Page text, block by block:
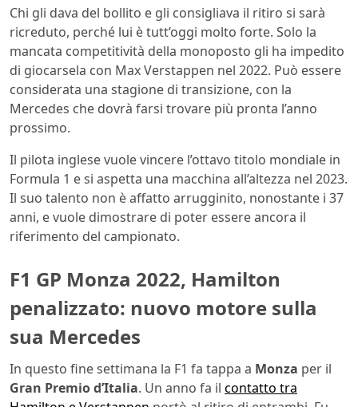
Chi gli dava del bollito e gli consigliava il ritiro si sarà
ricreduto, perché lui è tutt’oggi molto forte. Solo la
mancata competitività della monoposto gli ha impedito
di giocarsela con Max Verstappen nel 2022. Può essere
considerata una stagione di transizione, con la
Mercedes che dovrà farsi trovare più pronta l’anno
prossimo.
Il pilota inglese vuole vincere l’ottavo titolo mondiale in
Formula 1 e si aspetta una macchina all’altezza nel 2023.
Il suo talento non è affatto arrugginito, nonostante i 37
anni, e vuole dimostrare di poter essere ancora il
riferimento del campionato.
F1 GP Monza 2022, Hamilton
penalizzato: nuovo motore sulla
sua Mercedes
In questo fine settimana la F1 fa tappa a Monza per il
Gran Premio d’Italia. Un anno fa il contatto tra